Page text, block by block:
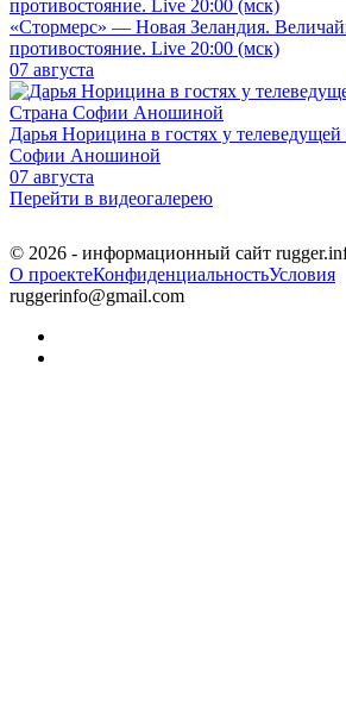
«Стормерс» — Новая Зеландия.
противостояние. Live 20:00 (мск)
07 августа
Дарья Норицина в гостях у
Софии Аношиной
07 августа
Перейти в видеогалерею
© 2026 - информационный сайт
О проектеКонфиденциальностьУсловия
ruggerinfo@gmail.com